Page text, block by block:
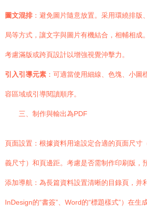
圖文混排 ：避免圖片隨意放置。采用環繞排版
局等方式，讓文字與圖片有機結合，相輔相成
考慮滿版或跨頁設計以增強視覺沖擊力。
引入引導元素 ：可適當使用細線、色塊、小圖
容區域或引導閱讀順序。
三、制作與輸出為PDF
頁面設置：根據資料用途設定合適的頁面尺寸
義尺寸）和頁邊距。考慮是否需制作印刷版，
添加導航：為長篇資料設置清晰的目錄頁，并
InDesign的“書簽”、Word的“標題樣式”）在生